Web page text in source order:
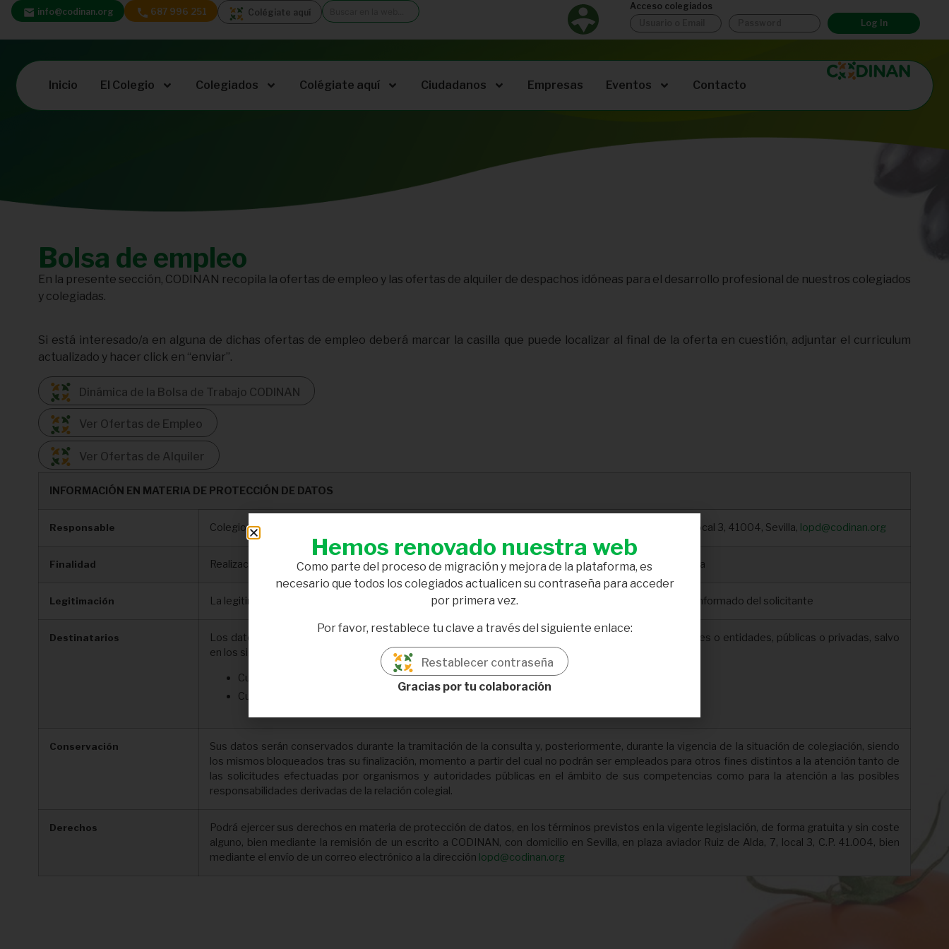
info@codinan.org 687 996 251 Colégiate aquí
Acceso colegiados
Log In
Inicio El Colegio Colegiados Colégiate aquí Ciudadanos Empresas Eventos Contacto
Bolsa de empleo
En la presente sección, CODINAN recopila la ofertas de empleo y las ofertas de alquiler de despachos idóneas para el desarrollo profesional de nuestros colegiados
y colegiadas.
Si está interesado/a en alguna de dichas ofertas de empleo deberá marcar la casilla que puede localizar al final de la oferta en cuestión, adjuntar el curriculum
actualizado y hacer click en “enviar”.
Dinámica de la Bolsa de Trabajo CODINAN
Ver Ofertas de Empleo
Ver Ofertas de Alquiler
INFORMACIÓN EN MATERIA DE PROTECCIÓN DE DATOS
Responsable Colegio Profesional de Dietistas-Nutricionistas de Andalucía (CODINAN), plaza aviador Ruiz de Alda, 7, local 3, 41004, Sevilla, lopd@codinan.org
Finalidad Realización por CODINAN de todas aquellas gestiones precisas para atender a la consulta legal plateada
Legitimación La legitimación para el tratamiento de los datos personales deriva de la solicitud y del consentimiento informado del solicitante
Destinatarios
Los datos recogidos en la presente solicitud no serán cedidos ni comunicados a terceros profesionales o entidades, públicas o privadas, salvo
en los siguientes casos:
Cuando haya prestado su consentimiento, previa información.
Cuando venga impuesta por una disposición normativa.
Conservación
Sus datos serán conservados durante la tramitación de la consulta y, posteriormente, durante la vigencia de la situación de colegiación, siendo
los mismos bloqueados tras su finalización, momento a partir del cual no podrán ser empleados para otros fines distintos a la atención tanto de
las solicitudes efectuadas por organismos y autoridades públicas en el ámbito de sus competencias como para la atención a las posibles
responsabilidades derivadas de la relación colegial.
Derechos
Podrá ejercer sus derechos en materia de protección de datos, en los términos previstos en la vigente legislación, de forma gratuita y sin coste
alguno, bien mediante la remisión de un escrito a CODINAN, con domicilio en Sevilla, en plaza aviador Ruiz de Alda, 7, local 3, C.P. 41.004, bien
mediante el envío de un correo electrónico a la dirección lopd@codinan.org
Hemos renovado nuestra web
Como parte del proceso de migración y mejora de la plataforma, es
necesario que todos los colegiados actualicen su contraseña para acceder
por primera vez.
Por favor, restablece tu clave a través del siguiente enlace:
Restablecer contraseña
Gracias por tu colaboración